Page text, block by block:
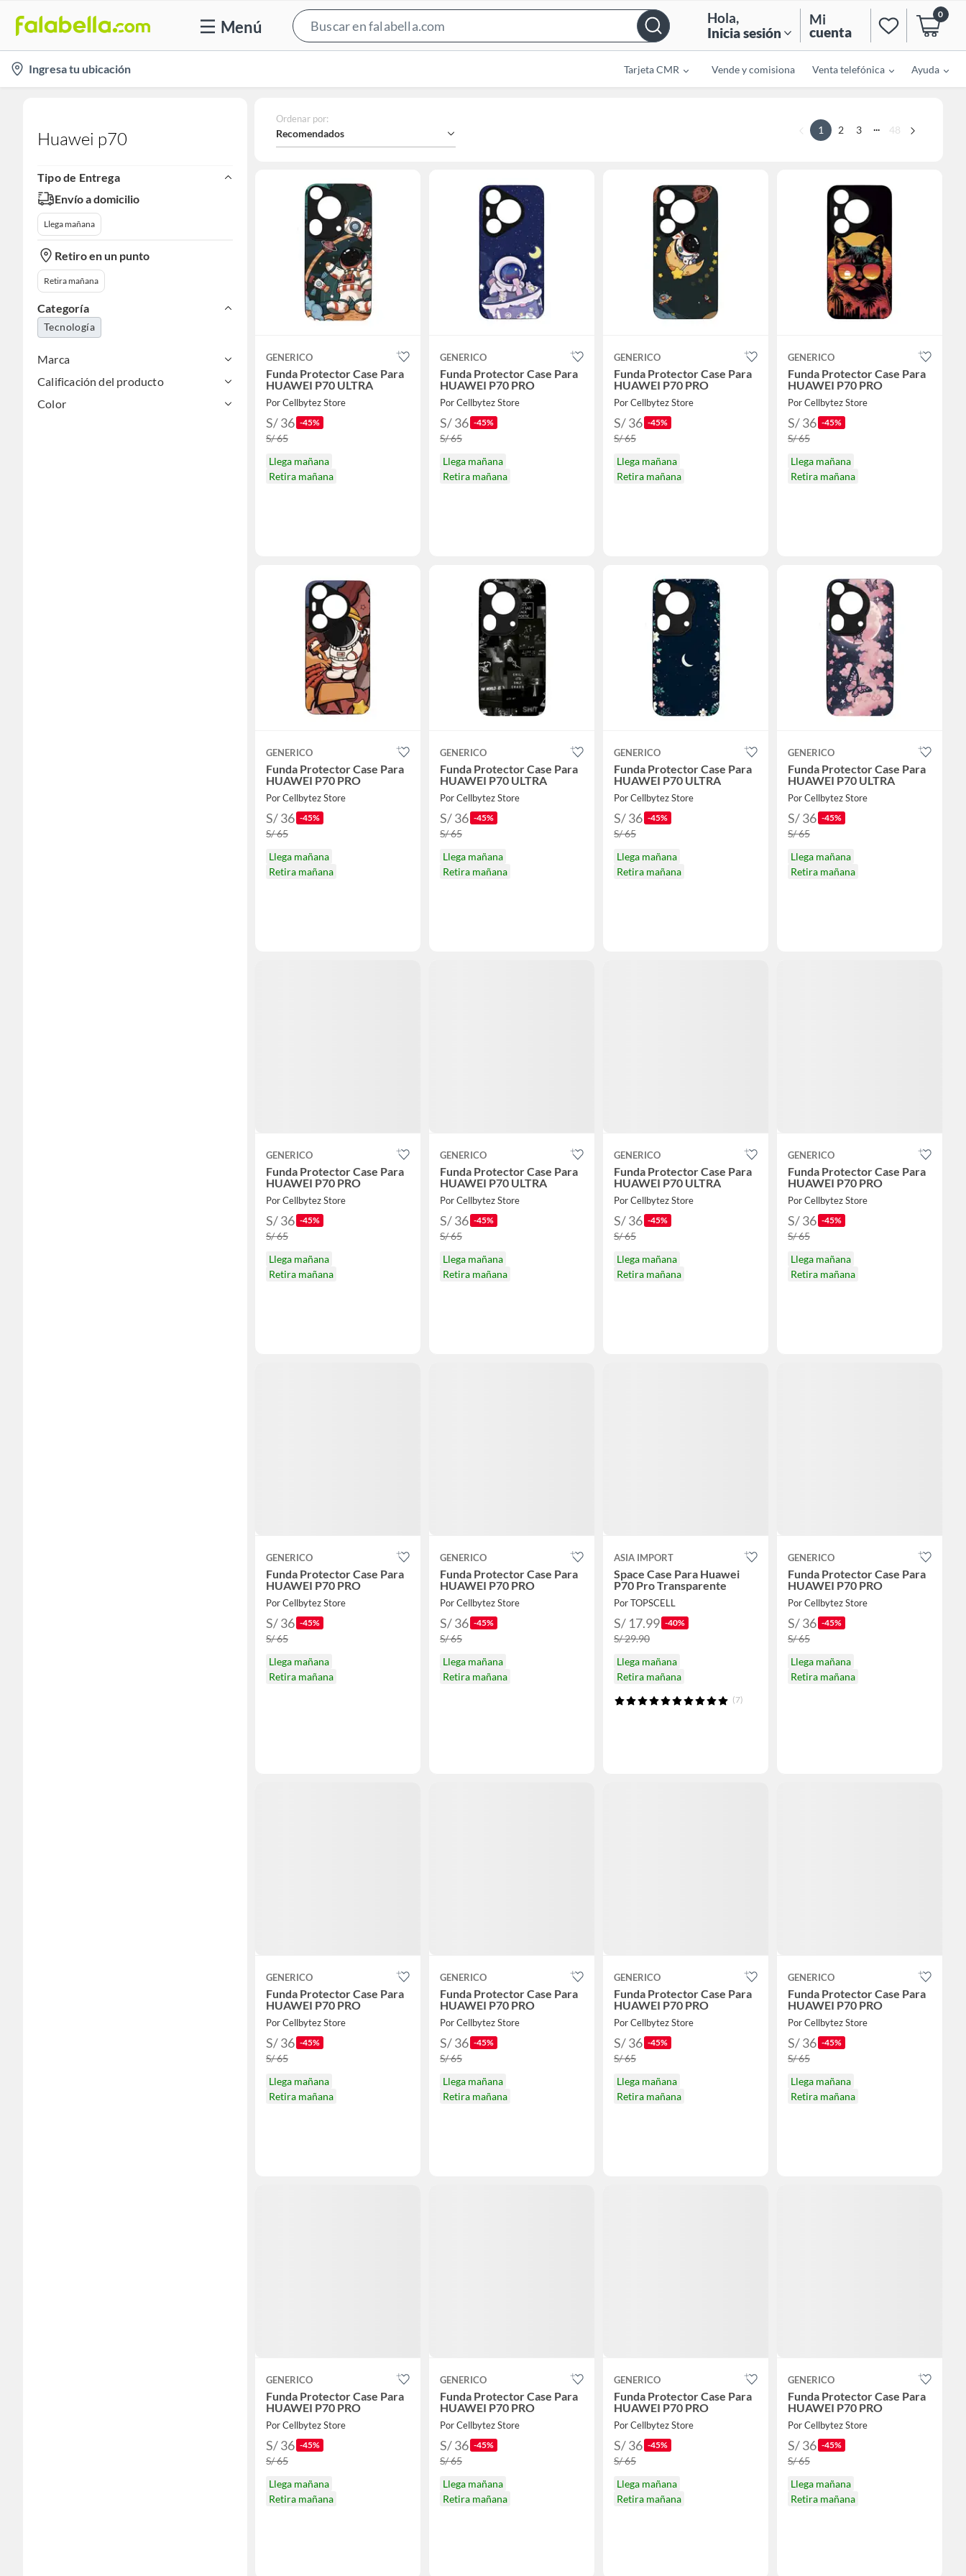
Menú
Bar
Hola,
Inicia sesión
Mi
cuenta
0
location-
icon
Ingresa tu ubicación Tarjeta CMR Vende y comisiona Venta telefónica Ayuda
Huawei p70
Tipo de Entrega
Envío a domicilio
Llega mañana
Retiro en un punto
Retira mañana
Categoría
Tecnología
Marca
Calificación del producto
Color
Ordenar por:
Recomendados 1 2 3 ... 48
GENERICO
Funda Protector Case Para
HUAWEI P70 ULTRA
Por Cellbytez Store
S/ 36 -45%
S/ 65
Llega mañana
Retira mañana
GENERICO
Funda Protector Case Para
HUAWEI P70 PRO
Por Cellbytez Store
S/ 36 -45%
S/ 65
Llega mañana
Retira mañana
GENERICO
Funda Protector Case Para
HUAWEI P70 PRO
Por Cellbytez Store
S/ 36 -45%
S/ 65
Llega mañana
Retira mañana
GENERICO
Funda Protector Case Para
HUAWEI P70 PRO
Por Cellbytez Store
S/ 36 -45%
S/ 65
Llega mañana
Retira mañana
GENERICO
Funda Protector Case Para
HUAWEI P70 PRO
Por Cellbytez Store
S/ 36 -45%
S/ 65
Llega mañana
Retira mañana
GENERICO
Funda Protector Case Para
HUAWEI P70 ULTRA
Por Cellbytez Store
S/ 36 -45%
S/ 65
Llega mañana
Retira mañana
GENERICO
Funda Protector Case Para
HUAWEI P70 ULTRA
Por Cellbytez Store
S/ 36 -45%
S/ 65
Llega mañana
Retira mañana
GENERICO
Funda Protector Case Para
HUAWEI P70 ULTRA
Por Cellbytez Store
S/ 36 -45%
S/ 65
Llega mañana
Retira mañana
GENERICO
Funda Protector Case Para
HUAWEI P70 PRO
Por Cellbytez Store
S/ 36 -45%
S/ 65
Llega mañana
Retira mañana
GENERICO
Funda Protector Case Para
HUAWEI P70 ULTRA
Por Cellbytez Store
S/ 36 -45%
S/ 65
Llega mañana
Retira mañana
GENERICO
Funda Protector Case Para
HUAWEI P70 ULTRA
Por Cellbytez Store
S/ 36 -45%
S/ 65
Llega mañana
Retira mañana
GENERICO
Funda Protector Case Para
HUAWEI P70 PRO
Por Cellbytez Store
S/ 36 -45%
S/ 65
Llega mañana
Retira mañana
GENERICO
Funda Protector Case Para
HUAWEI P70 PRO
Por Cellbytez Store
S/ 36 -45%
S/ 65
Llega mañana
Retira mañana
GENERICO
Funda Protector Case Para
HUAWEI P70 PRO
Por Cellbytez Store
S/ 36 -45%
S/ 65
Llega mañana
Retira mañana
ASIA IMPORT
Space Case Para Huawei
P70 Pro Transparente
Por TOPSCELL
S/ 17.99 -40%
S/ 29.90
Llega mañana
Retira mañana
(7)
GENERICO
Funda Protector Case Para
HUAWEI P70 PRO
Por Cellbytez Store
S/ 36 -45%
S/ 65
Llega mañana
Retira mañana
GENERICO
Funda Protector Case Para
HUAWEI P70 PRO
Por Cellbytez Store
S/ 36 -45%
S/ 65
Llega mañana
Retira mañana
GENERICO
Funda Protector Case Para
HUAWEI P70 PRO
Por Cellbytez Store
S/ 36 -45%
S/ 65
Llega mañana
Retira mañana
GENERICO
Funda Protector Case Para
HUAWEI P70 PRO
Por Cellbytez Store
S/ 36 -45%
S/ 65
Llega mañana
Retira mañana
GENERICO
Funda Protector Case Para
HUAWEI P70 PRO
Por Cellbytez Store
S/ 36 -45%
S/ 65
Llega mañana
Retira mañana
GENERICO
Funda Protector Case Para
HUAWEI P70 PRO
Por Cellbytez Store
S/ 36 -45%
S/ 65
Llega mañana
Retira mañana
GENERICO
Funda Protector Case Para
HUAWEI P70 PRO
Por Cellbytez Store
S/ 36 -45%
S/ 65
Llega mañana
Retira mañana
GENERICO
Funda Protector Case Para
HUAWEI P70 PRO
Por Cellbytez Store
S/ 36 -45%
S/ 65
Llega mañana
Retira mañana
GENERICO
Funda Protector Case Para
HUAWEI P70 PRO
Por Cellbytez Store
S/ 36 -45%
S/ 65
Llega mañana
Retira mañana